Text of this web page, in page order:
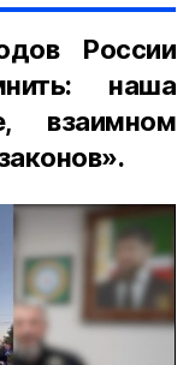
России
наша
взаимном